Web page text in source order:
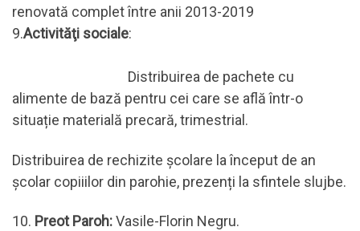
renovată complet între anii 2013-2019
9.Activităţi sociale:
Distribuirea de pachete cu
alimente de bază pentru cei care se află într-o
situație materială precară, trimestrial.
Distribuirea de rechizite școlare la început de an
şcolar copiiilor din parohie, prezenți la sfintele slujbe.
10. Preot Paroh:Vasile-Florin Negru.